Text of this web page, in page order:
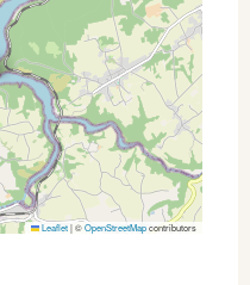
Leaflet|©OpenStreetMapcontributors